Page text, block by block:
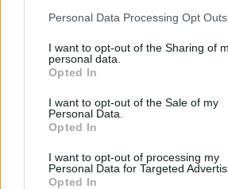
Please note that this website/app uses
not limited to your visit or usage
grant or deny consent to Google and its
use your data for below specified
consent section.
Personal Data Processing Opt Outs
I want to opt-out of the Sharing of
personal data.
Opted In
I want to opt-out of the Sale of my
Personal Data.
Opted In
I want to opt-out of processing my
Personal Data for Targeted
Opted In
Ακολουθείστε